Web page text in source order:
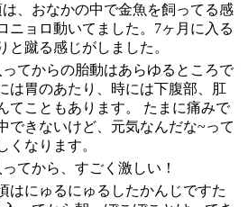
、おなかの中で金魚を飼ってる感
ニョロ動いてました。7ヶ月に入る
と蹴る感じがしました。
ってからの胎動はあらゆるところで
は胃のあたり、時には下腹部、肛
てこともあります。 たまに痛みで
できないけど、元気なんだな~って
くなります。
てから、すごく激しい！
はにゅるにゅるしたかんじですた